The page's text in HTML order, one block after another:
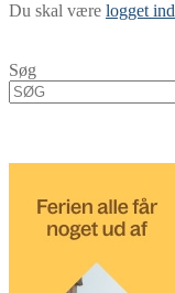
Du skal være logget ind
Søg